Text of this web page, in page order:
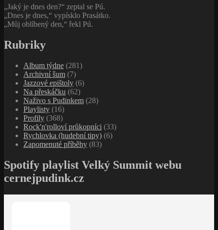
„Jaký je dnes den?“ zeptal se Pú.
„Dnes je dnes,“ vypísklo Prasátko.
„Můj oblíbený den,“ řekl Pú.
Rubriky
Album týdne (281)
Archivní šum (7)
Jazzové epištoly (6)
Na přeskáčku (62)
Naživo s Pudinkem (28)
Playlisty (16)
Profily (368)
Rock'n'rolloví průkopníci (33)
Rychlovka (hudební tipy) (6)
Zapomenuté příběhy (83)
Spotify playlist Velký Summit webu
cernejpudink.cz